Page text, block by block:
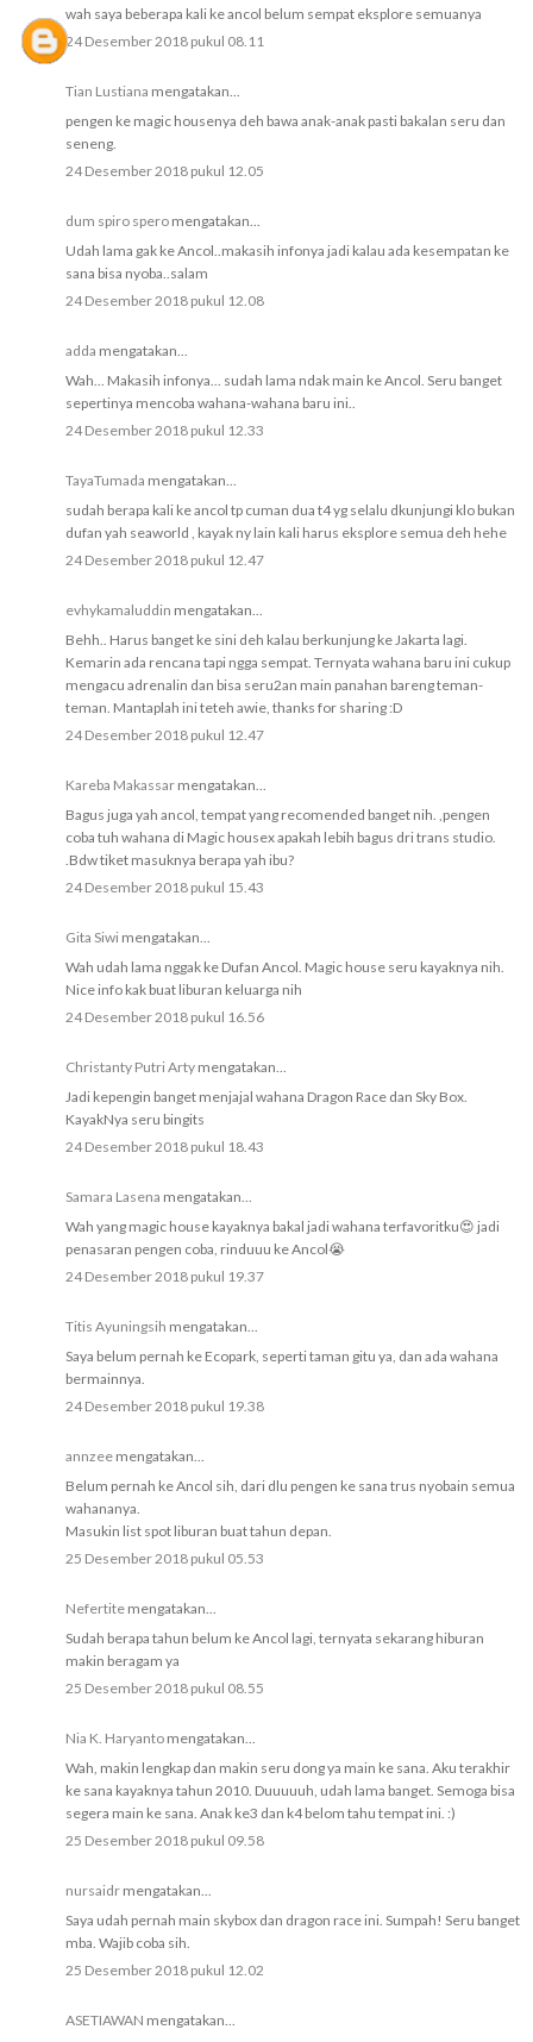
wah saya beberapa kali ke ancol belum sempat eksplore semuanya
24 Desember 2018 pukul 08.11
Tian Lustiana mengatakan...
pengen ke magic housenya deh bawa anak-anak pasti bakalan seru dan
seneng.
24 Desember 2018 pukul 12.05
dum spiro spero mengatakan...
Udah lama gak ke Ancol..makasih infonya jadi kalau ada kesempatan ke
sana bisa nyoba..salam
24 Desember 2018 pukul 12.08
adda mengatakan...
Wah... Makasih infonya... sudah lama ndak main ke Ancol. Seru banget
sepertinya mencoba wahana-wahana baru ini..
24 Desember 2018 pukul 12.33
TayaTumada mengatakan...
sudah berapa kali ke ancol tp cuman dua t4 yg selalu dkunjungi klo bukan
dufan yah seaworld , kayak ny lain kali harus eksplore semua deh hehe
24 Desember 2018 pukul 12.47
evhykamaluddin mengatakan...
Behh.. Harus banget ke sini deh kalau berkunjung ke Jakarta lagi.
Kemarin ada rencana tapi ngga sempat. Ternyata wahana baru ini cukup
mengacu adrenalin dan bisa seru2an main panahan bareng teman-
teman. Mantaplah ini teteh awie, thanks for sharing :D
24 Desember 2018 pukul 12.47
Kareba Makassar mengatakan...
Bagus juga yah ancol, tempat yang recomended banget nih. ,pengen
coba tuh wahana di Magic housex apakah lebih bagus dri trans studio.
.Bdw tiket masuknya berapa yah ibu?
24 Desember 2018 pukul 15.43
Gita Siwi mengatakan...
Wah udah lama nggak ke Dufan Ancol. Magic house seru kayaknya nih.
Nice info kak buat liburan keluarga nih
24 Desember 2018 pukul 16.56
Christanty Putri Arty mengatakan...
Jadi kepengin banget menjajal wahana Dragon Race dan Sky Box.
KayakNya seru bingits
24 Desember 2018 pukul 18.43
Samara Lasena mengatakan...
Wah yang magic house kayaknya bakal jadi wahana terfavoritku😍 jadi
penasaran pengen coba, rinduuu ke Ancol😭
24 Desember 2018 pukul 19.37
Titis Ayuningsih mengatakan...
Saya belum pernah ke Ecopark, seperti taman gitu ya, dan ada wahana
bermainnya.
24 Desember 2018 pukul 19.38
annzee mengatakan...
Belum pernah ke Ancol sih, dari dlu pengen ke sana trus nyobain semua
wahananya.
Masukin list spot liburan buat tahun depan.
25 Desember 2018 pukul 05.53
Nefertite mengatakan...
Sudah berapa tahun belum ke Ancol lagi, ternyata sekarang hiburan
makin beragam ya
25 Desember 2018 pukul 08.55
Nia K. Haryanto mengatakan...
Wah, makin lengkap dan makin seru dong ya main ke sana. Aku terakhir
ke sana kayaknya tahun 2010. Duuuuuh, udah lama banget. Semoga bisa
segera main ke sana. Anak ke3 dan k4 belom tahu tempat ini. :)
25 Desember 2018 pukul 09.58
nursaidr mengatakan...
Saya udah pernah main skybox dan dragon race ini. Sumpah! Seru banget
mba. Wajib coba sih.
25 Desember 2018 pukul 12.02
ASETIAWAN mengatakan...